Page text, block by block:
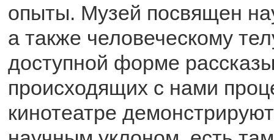
опыты. Музей посвящен
а также человеческому
доступной форме
происходящих с нами
кинотеатре